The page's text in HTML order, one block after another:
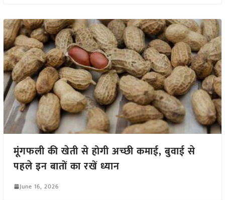
मूंगफली की खेती से होगी अच्छी कमाई, बुवाई से
पहले इन बातों का रखें ध्यान
June 16, 2026